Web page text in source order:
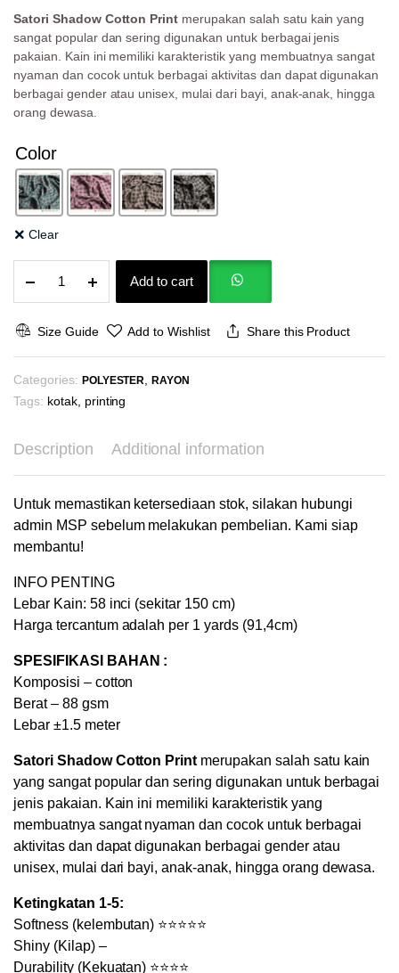
Satori Shadow Cotton Print merupakan salah satu kain yang
sangat popular dan sering digunakan untuk berbagai jenis
pakaian. Kain ini memiliki karakteristik yang membuatnya sangat
nyaman dan cocok untuk berbagai aktivitas dan dapat digunakan
berbagai gender atau unisex, mulai dari bayi, anak-anak, hingga
orang dewasa.
Color
Clear
Satori
Shadow
Premium
Bahan
Baju
Tidur
Kemeja
Atasan
Kulot
quantity
Add to cart
Size Guide Add to Wishlist Share this Product
Categories: POLYESTER ,RAYON
Tags: kotak, printing
Description Additional information
Untuk memastikan ketersediaan stok, silakan hubungi
admin MSP sebelum melakukan pembelian. Kami siap
membantu!
INFO PENTING
Lebar Kain: 58 inci (sekitar 150 cm)
Harga tercantum adalah per 1 yards (91,4cm)
SPESIFIKASI BAHAN :
Komposisi – cotton
Berat – 88 gsm
Lebar ±1.5 meter
Satori Shadow Cotton Print merupakan salah satu kain
yang sangat popular dan sering digunakan untuk berbagai
jenis pakaian. Kain ini memiliki karakteristik yang
membuatnya sangat nyaman dan cocok untuk berbagai
aktivitas dan dapat digunakan berbagai gender atau
unisex, mulai dari bayi, anak-anak, hingga orang dewasa.
Ketingkatan 1-5:
Softness (kelembutan) ⭐⭐⭐⭐⭐
Shiny (Kilap) –
Durability (Kekuatan) ⭐⭐⭐⭐